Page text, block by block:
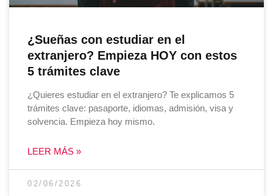
¿Sueñas con estudiar en el
extranjero? Empieza HOY con estos
5 trámites clave
¿Quieres estudiar en el extranjero? Te explicamos 5
trámites clave: pasaporte, idiomas, admisión, visa y
solvencia. Empieza hoy mismo.
LEER MÁS »
02/06/2026